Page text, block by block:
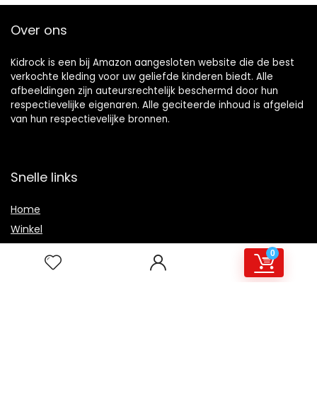
0
Over ons
Kidrock is een bij Amazon aangesloten website die de best
verkochte kleding voor uw geliefde kinderen biedt. Alle
afbeeldingen zijn auteursrechtelijk beschermd door hun
respectievelijke eigenaren. Alle geciteerde inhoud is afgeleid
van hun respectievelijke bronnen.
Snelle links
Home
Winkel
Overzicht